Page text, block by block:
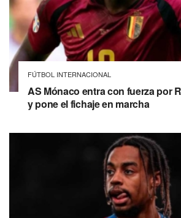
FÚTBOL INTERNACIONAL
AS Mónaco entra con fuerza por
y pone el fichaje en marcha